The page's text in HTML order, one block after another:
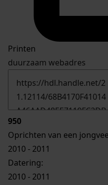
Printen
duurzaam webadres
950
Oprichten van een
2010 - 2011
Datering:
2010 - 2011